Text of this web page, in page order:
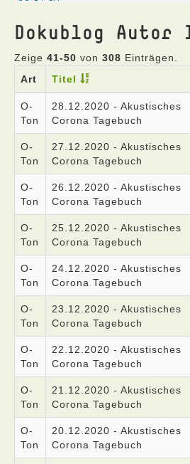
Dokublog Autor
Zeige 41-50 von 308 Einträgen.
Art
Titel
O-
Ton
28.12.2020 - Akustisches
Corona Tagebuch
O-
Ton
27.12.2020 - Akustisches
Corona Tagebuch
O-
Ton
26.12.2020 - Akustisches
Corona Tagebuch
O-
Ton
25.12.2020 - Akustisches
Corona Tagebuch
O-
Ton
24.12.2020 - Akustisches
Corona Tagebuch
O-
Ton
23.12.2020 - Akustisches
Corona Tagebuch
O-
Ton
22.12.2020 - Akustisches
Corona Tagebuch
O-
Ton
21.12.2020 - Akustisches
Corona Tagebuch
O-
Ton
20.12.2020 - Akustisches
Corona Tagebuch